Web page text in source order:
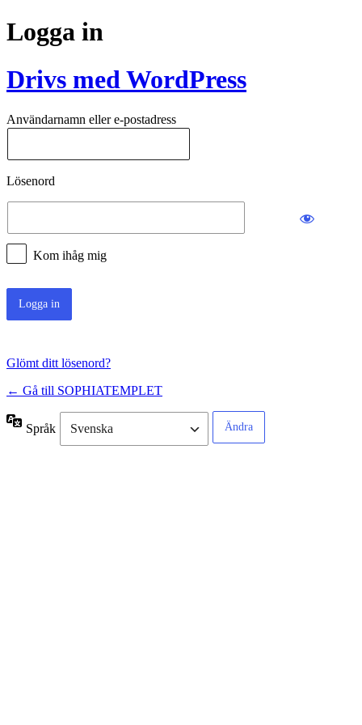
Logga in
Drivs med WordPress
Användarnamn eller e-postadress
Lösenord
Kom ihåg mig
Glömt ditt lösenord?
← Gå till SOPHIATEMPLET
Språk